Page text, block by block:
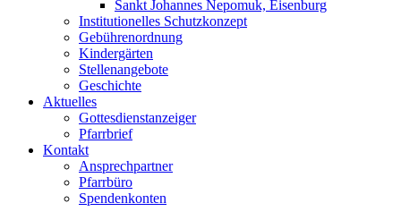
Sankt Johannes Nepomuk, Eisenburg
Institutionelles Schutzkonzept
Gebührenordnung
Kindergärten
Stellenangebote
Geschichte
Aktuelles
Gottesdienstanzeiger
Pfarrbrief
Kontakt
Ansprechpartner
Pfarrbüro
Spendenkonten